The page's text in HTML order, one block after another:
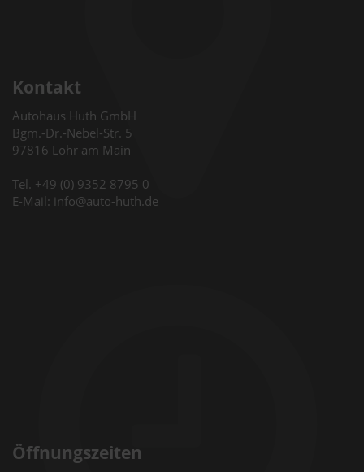
Kontakt
Autohaus Huth GmbH
Bgm.-Dr.-Nebel-Str. 5
97816 Lohr am Main
Tel. +49 (0) 9352 8795 0
E-Mail: info@auto-huth.de
Öffnungszeiten